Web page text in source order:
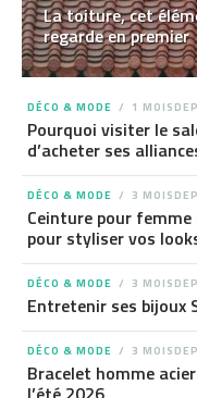
La toiture, cet
regarde en premier
DÉCO & MODE 1
Pourquoi visiter le
d’acheter ses
DÉCO & MODE 3
Ceinture pour
pour styliser vos
DÉCO & MODE 3
Entretenir ses bijoux
DÉCO & MODE 3
Bracelet homme